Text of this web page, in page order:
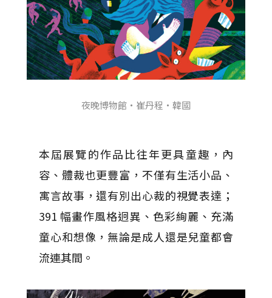
夜晚博物館・崔丹程・韓國
本屆展覽的作品比往年更具童趣，內
容、體裁也更豐富，不僅有生活小品、
寓言故事，還有別出心裁的視覺表達；
391 幅畫作風格迥異、色彩絢麗、充滿
童心和想像，無論是成人還是兒童都會
流連其間。